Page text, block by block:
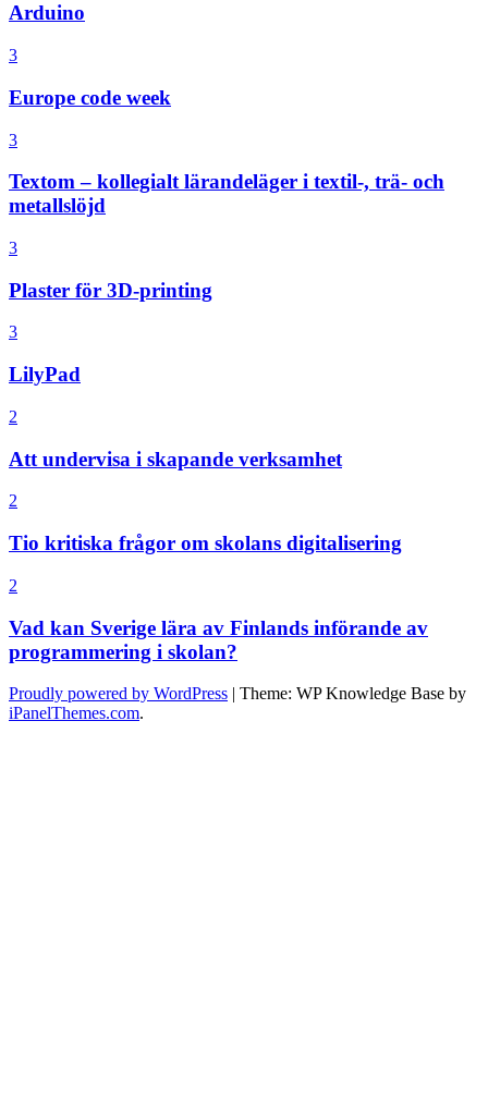
Arduino
3
Europe code week
3
Textom – kollegialt lärandeläger i textil-, trä- och
metallslöjd
3
Plaster för 3D-printing
3
LilyPad
2
Att undervisa i skapande verksamhet
2
Tio kritiska frågor om skolans digitalisering
2
Vad kan Sverige lära av Finlands införande av
programmering i skolan?
Proudly powered by WordPress | Theme: WP Knowledge Base by
iPanelThemes.com.